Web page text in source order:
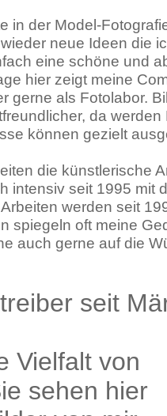
in der Model-
neue Ideen die
eine schöne und
hier zeigt meine
gerne als Fotolabor.
da
können gezielt
die künstlerische
intensiv seit 1995 mit
werden seit
spiegeln oft meine
auch gerne auf die
seit
Vielfalt von
sehen hier